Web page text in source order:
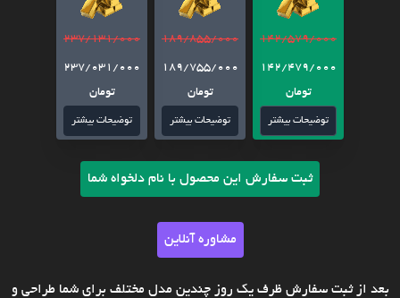
142/579/000
142/479/000
تومان
توضیحات بیشتر
189/855/000
189/755/000
تومان
توضیحات بیشتر
237/131/000
237/031/000
تومان
توضیحات بیشتر
ثبت سفارش این محصول با نام دلخواه شما
مشاوره آنلاین
بعد از ثبت سفارش ظرف یک روز چندین مدل مختلف برای شما طراحی و